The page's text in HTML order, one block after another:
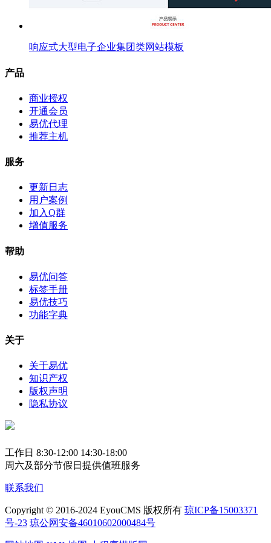
响应式大型电子企业集团类网站模板
产品
商业授权
开通会员
易优代理
推荐主机
服务
更新日志
用户案例
加入Q群
增值服务
帮助
易优问答
标签手册
易优技巧
功能字典
关于
关于易优
知识产权
版权声明
隐私协议
工作日 8:30-12:00 14:30-18:00
周六及部分节假日提供值班服务
联系我们
Copyright © 2016-2024 EyouCMS 版权所有 琼ICP备15003371
号-23 琼公网安备46010602000484号